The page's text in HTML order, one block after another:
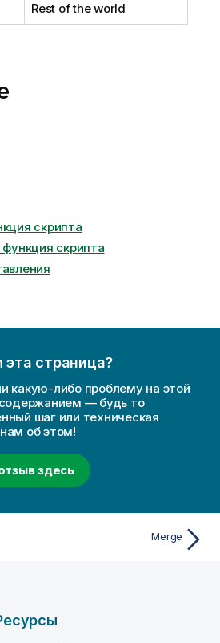
Rest of the world
скрипта
скрипта
страница?
какую-либо проблему на этой
— будь то
шаг или техническая
об этом!
здесь
Merge